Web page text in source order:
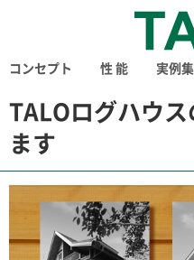
コンセプト 性 能 実例集
TALOログハウ
ます